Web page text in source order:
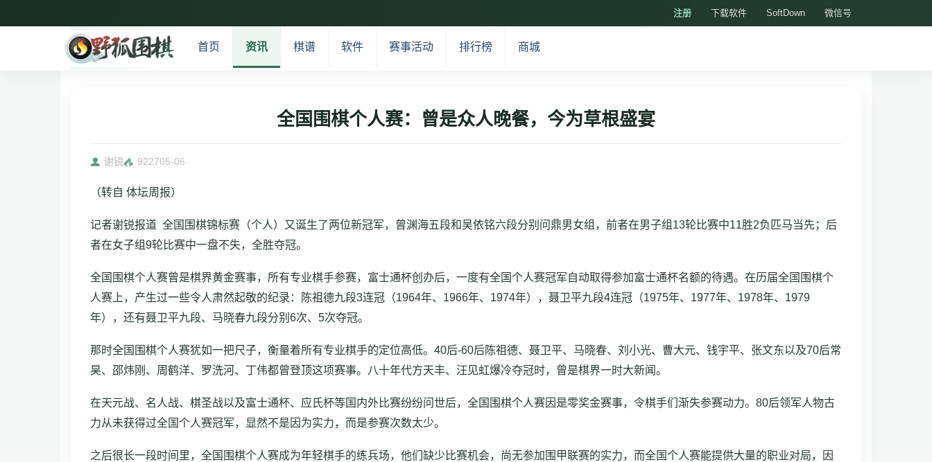
注册 下载软件 SoftDown 微信号
首页 资讯 棋谱 软件 赛事活动 排行榜 商城
全国围棋个人赛：曾是众人晚餐，今为草根盛宴
谢锐 922705-06
（转自 体坛周报）
记者谢锐报道 全国围棋锦标赛（个人）又诞生了两位新冠军，曾渊海五段和吴依铭六段分别问鼎男女组，前者在男子组13轮比赛中11胜2负匹马当先；后
者在女子组9轮比赛中一盘不失，全胜夺冠。
全国围棋个人赛曾是棋界黄金赛事，所有专业棋手参赛，富士通杯创办后，一度有全国个人赛冠军自动取得参加富士通杯名额的待遇。在历届全国围棋个
人赛上，产生过一些令人肃然起敬的纪录：陈祖德九段3连冠（1964年、1966年、1974年），聂卫平九段4连冠（1975年、1977年、1978年、1979
年），还有聂卫平九段、马晓春九段分别6次、5次夺冠。
那时全国围棋个人赛犹如一把尺子，衡量着所有专业棋手的定位高低。40后-60后陈祖德、聂卫平、马晓春、刘小光、曹大元、钱宇平、张文东以及70后常
昊、邵炜刚、周鹤洋、罗洗河、丁伟都曾登顶这项赛事。八十年代方天丰、汪见虹爆冷夺冠时，曾是棋界一时大新闻。
在天元战、名人战、棋圣战以及富士通杯、应氏杯等国内外比赛纷纷问世后，全国围棋个人赛因是零奖金赛事，令棋手们渐失参赛动力。80后领军人物古
力从未获得过全国个人赛冠军，显然不是因为实力，而是参赛次数太少。
之后很长一段时间里，全国围棋个人赛成为年轻棋手的练兵场，他们缺少比赛机会，尚无参加围甲联赛的实力，而全国个人赛能提供大量的职业对局，因